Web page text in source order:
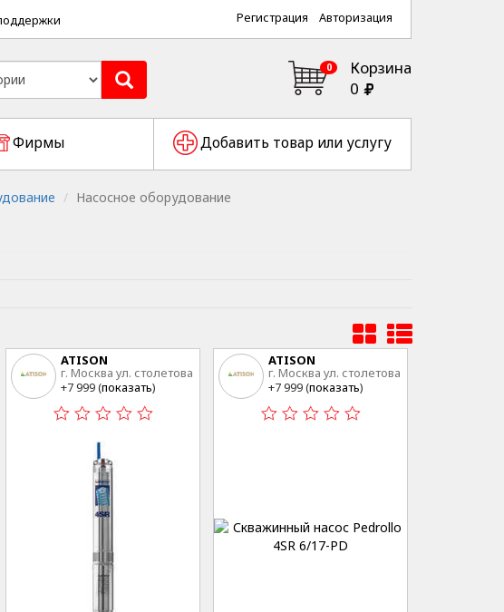
Регистрация Авторизация
0
Корзина
0
Фирмы Добавить товар или услугу
Насосное оборудование
ATISON
г. Москва ул. столетова
15
+7 999 (показать)
ATISON
г. Москва ул. столетова
15
+7 999 (показать)